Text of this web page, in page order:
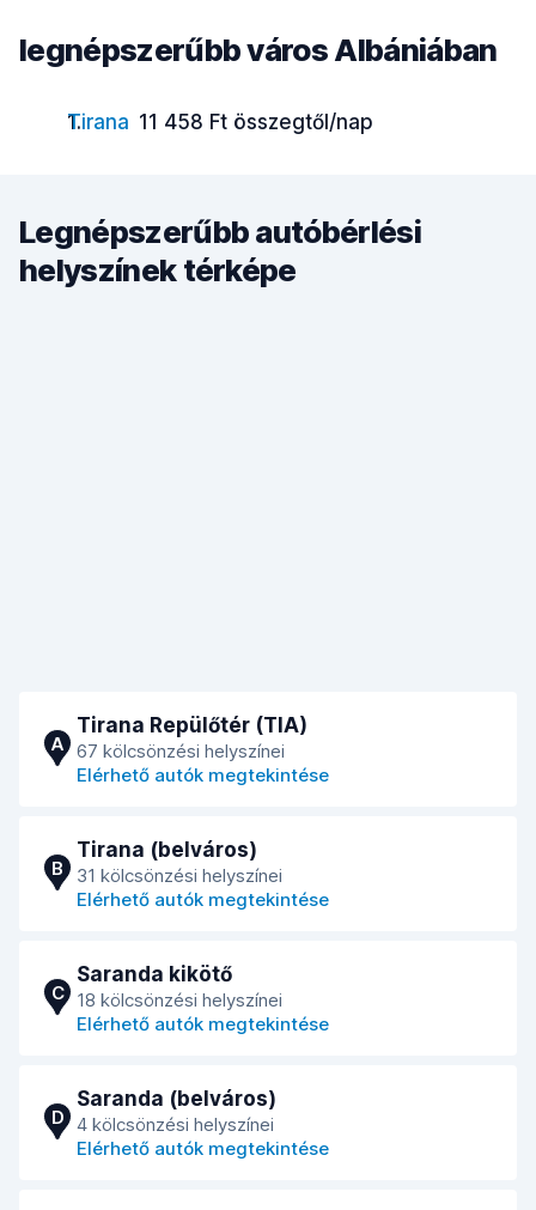
legnépszerűbb város Albániában
Tirana 11 458 Ft összegtől/nap
Legnépszerűbb autóbérlési
helyszínek térképe
A
Tirana Repülőtér (TIA)
67 kölcsönzési helyszínei
Elérhető autók megtekintése
B
Tirana (belváros)
31 kölcsönzési helyszínei
Elérhető autók megtekintése
C
Saranda kikötő
18 kölcsönzési helyszínei
Elérhető autók megtekintése
D
Saranda (belváros)
4 kölcsönzési helyszínei
Elérhető autók megtekintése